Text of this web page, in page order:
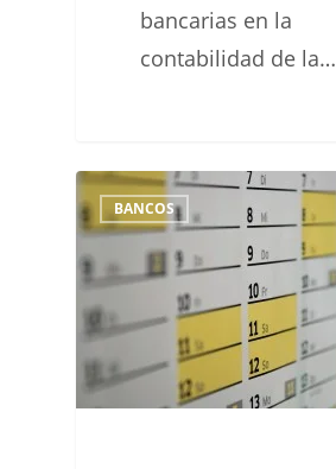
bancarias en la
contabilidad de la…
EL
JUEGO
SUCIO
DE
LA
FECHA
VALOR
BANCOS